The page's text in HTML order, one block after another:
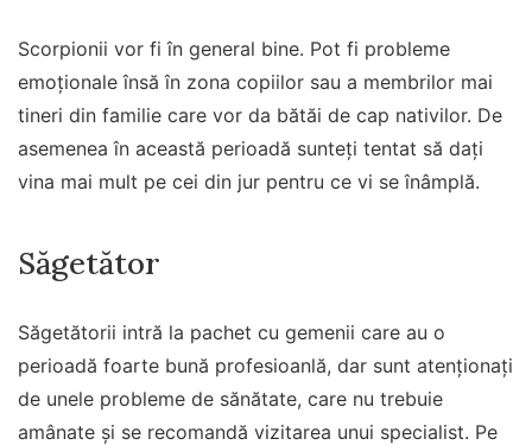
Scorpionii vor fi în general bine. Pot fi probleme
emoționale însă în zona copiilor sau a membrilor mai
tineri din familie care vor da bătăi de cap nativilor. De
asemenea în această perioadă sunteți tentat să dați
vina mai mult pe cei din jur pentru ce vi se înâmplă.
Săgetător
Săgetătorii intră la pachet cu gemenii care au o
perioadă foarte bună profesioanlă, dar sunt atenționați
de unele probleme de sănătate, care nu trebuie
amânate și se recomandă vizitarea unui specialist. Pe